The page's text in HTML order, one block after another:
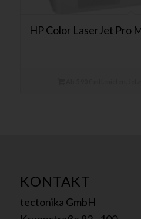
HP Color LaserJet Pro
KONTAKT
tectonika GmbH